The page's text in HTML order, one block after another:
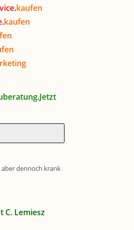
.kaufen
.kaufen
C. Lemiesz